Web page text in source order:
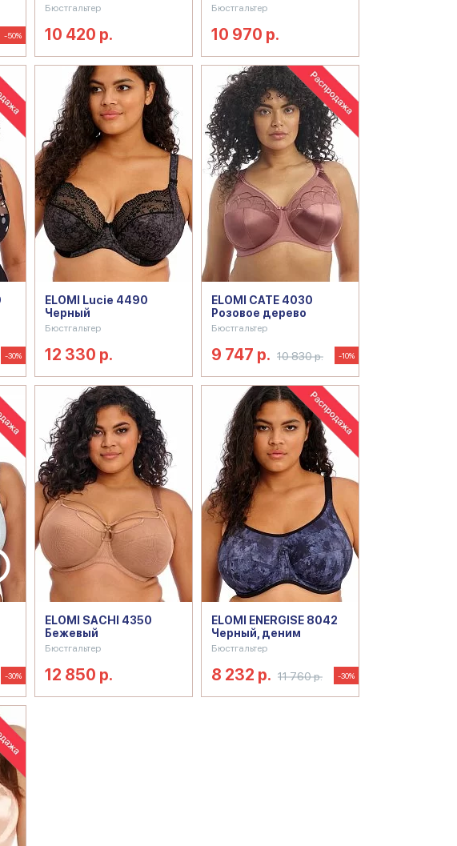
-50%
Бюстгальтер
10 420 р.
Бюстгальтер
10 970 р.
-30%
ELOMI Lucie 4490
Черный
Бюстгальтер
12 330 р.
ELOMI CATE 4030
Розовое дерево
Бюстгальтер
9 747 р. 10 830 р. -10%
-30%
ELOMI SACHI 4350
Бежевый
Бюстгальтер
12 850 р.
ELOMI ENERGISE 8042
Черный, деним
Бюстгальтер
8 232 р. 11 760 р. -30%